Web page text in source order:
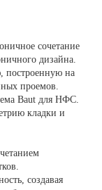
сочетание
дизайна.
построенную на
проемов.
Baut для НФС.
кладки и
создавая